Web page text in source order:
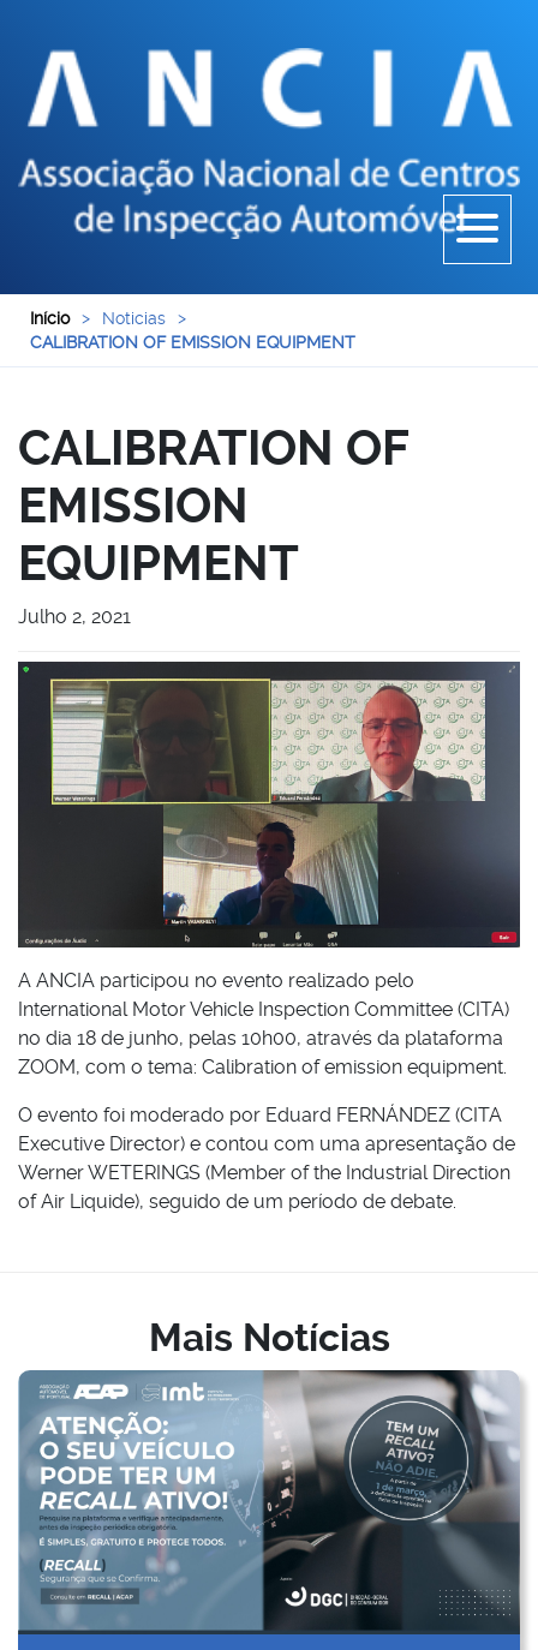
Início > Noticias
>
CALIBRATION OF EMISSION EQUIPMENT
CALIBRATION OF
EMISSION
EQUIPMENT
Julho 2, 2021
A ANCIA participou no evento realizado pelo
International Motor Vehicle Inspection Committee (CITA)
no dia 18 de junho, pelas 10h00, através da plataforma
ZOOM, com o tema: Calibration of emission equipment.
O evento foi moderado por Eduard FERNÁNDEZ (CITA
Executive Director) e contou com uma apresentação de
Werner WETERINGS (Member of the Industrial Direction
of Air Liquide), seguido de um período de debate.
Mais Notícias